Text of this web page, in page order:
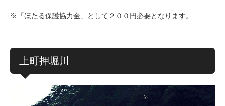
※「ほたる保護協力金」として２００円必要となります。
上町押堀川